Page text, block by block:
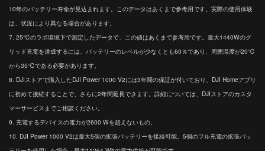
10年のバッテリー寿命が見込まれます。このデータはあくまで参考用です。実際の使用体験
は、状況により異なる場合があります。
7. 25℃のラボ環境下で測定したデータで、この値はあくまで参考用です。最大1440Wのグ
リッド充電を達成するには、バッテリーのレベルが少なくとも60％であり、周囲温度が20℃
から35℃である必要があります。
8. DJIストアで購入したDJI Power 1000 V2には3年間の保証が付いており、DJI Homeアプリ
に初めて接続することで、さらに2年間延長できます。詳細については、DJIストアのカスタ
マーサービスまでご相談ください。
9. 充電するデバイスの電力が2600 Wを超えないもの。
10. DJI Power 1000 V2は最大5個の拡張バッテリーを接続可能。5個のフル充電の拡張バッ